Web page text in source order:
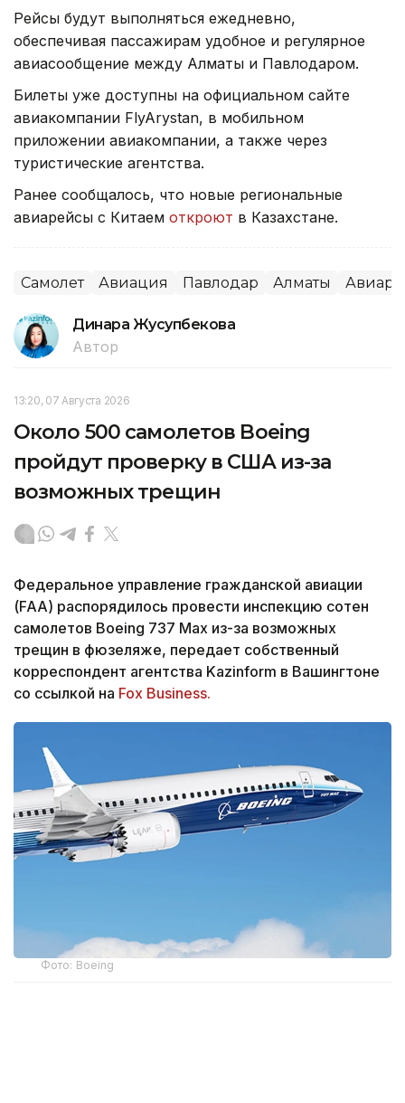
Рейсы будут выполняться ежедневно,
обеспечивая пассажирам удобное и регулярное
авиасообщение между Алматы и Павлодаром.
Билеты уже доступны на официальном сайте
авиакомпании FlyArystan, в мобильном
приложении авиакомпании, а также через
туристические агентства.
Ранее сообщалось, что новые региональные
авиарейсы с Китаем откроют в Казахстане.
Самолет Авиация Павлодар Алматы
Динара Жусупбекова
Автор
13:20, 07 Августа 2026
Около 500 самолетов Boeing
пройдут проверку в США из-за
возможных трещин
Федеральное управление гражданской авиации
(FAA) распорядилось провести инспекцию сотен
самолетов Boeing 737 Max из-за возможных
трещин в фюзеляже, передает собственный
корреспондент агентства Kazinform в Вашингтоне
со ссылкой на Fox Business.
Фото: Boeing